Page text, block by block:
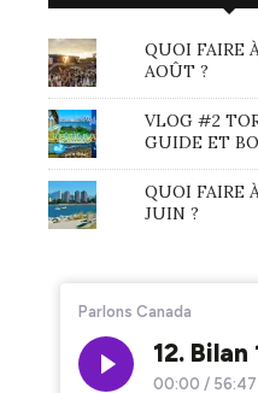
QUOI FAIRE
AOÛT ?
VLOG #2
GUIDE ET
QUOI FAIRE
JUIN ?